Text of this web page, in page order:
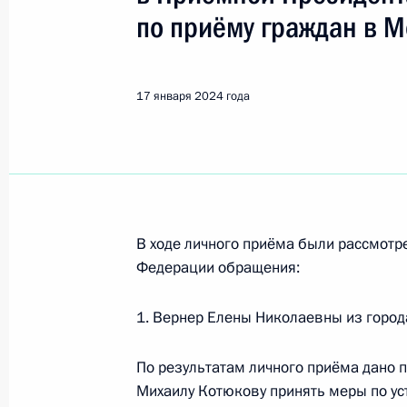
Исполнены поручения (меры
Российской Федерации в
20 декабря 2024 года, 15:59
О ходе исполнения поручения,
Президента Российской
Федерации в Приёмной
по приёму граждан в
17 января 2024 года
В ходе личного приёма были
Федерации обращения:
1. Вернер Елены Николаевны из
По результатам личного приёма дано
Михаилу Котюкову принять меры по